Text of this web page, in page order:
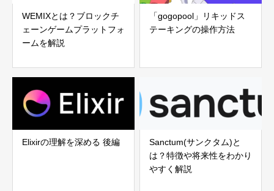
WEMIXとは？ブロックチ
ェーンゲームプラットフォ
ームを解説
「gogopool」リキッドス
テーキングの操作方法
Elixirの理解を深める 後編
Sanctum(サンクタム)と
は？特徴や将来性をわかり
やすく解説